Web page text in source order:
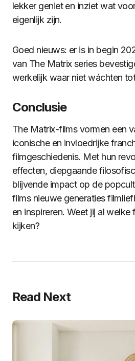
lekker geniet en inziet wat
eigenlijk zijn.
Goed nieuws: er is in begin
van The Matrix series
werkelijk waar niet wáchten
Conclusie
The Matrix-films vormen een
iconische en invloedrijke
filmgeschiedenis. Met hun
effecten, diepgaande
blijvende impact op de
films nieuwe generaties
en inspireren. Weet jij al welke
kijken?
Read Next